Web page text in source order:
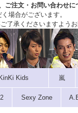
ご注文・ お問い合わせに
場合がございます。
了承くださいますようお
KinKi Kids 嵐
Sexy Zone